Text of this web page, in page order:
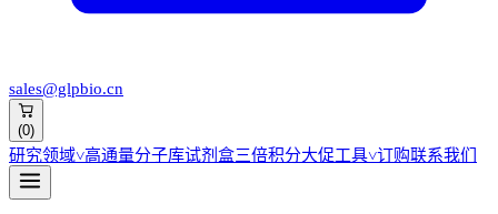
sales@glpbio.cn
(0)
研究领域˅高通量分子库试剂盒三倍积分大促工具˅订购联系我们